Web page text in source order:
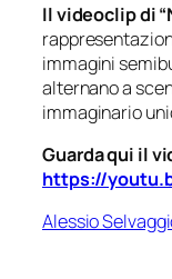
Il videoclip di
immagini
alternano a
immaginario
Guarda qui il
https://
Alessio